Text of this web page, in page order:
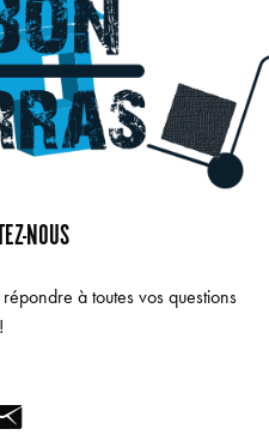
NOUS
à toutes vos questions
!